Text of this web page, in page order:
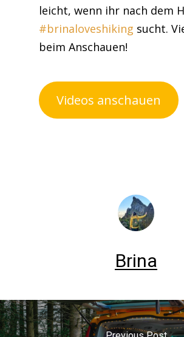
leicht, wenn ihr nach dem
#brinaloveshiking sucht.
beim Anschauen!
Videos anschauen
Brina